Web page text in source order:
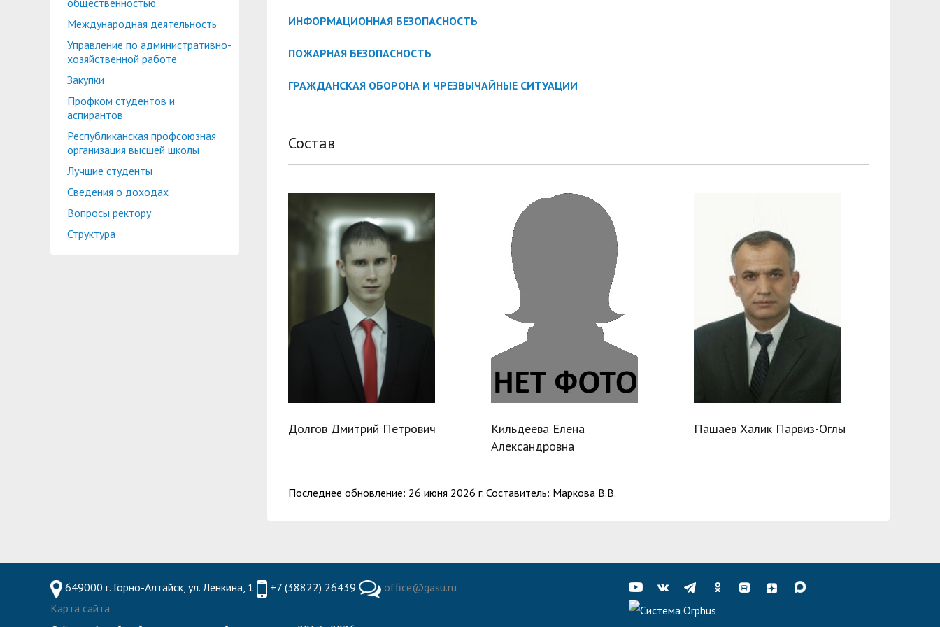
общественностью
Международная деятельность
Управление по административно-
хозяйственной работе
Закупки
Профком студентов и
аспирантов
Республиканская профсоюзная
организация высшей школы
Лучшие студенты
Сведения о доходах
Вопросы ректору
Структура
ИНФОРМАЦИОННАЯ БЕЗОПАСНОСТЬ
ПОЖАРНАЯ БЕЗОПАСНОСТЬ
ГРАЖДАНСКАЯ ОБОРОНА И ЧРЕЗВЫЧАЙНЫЕ СИТУАЦИИ
Состав
Долгов Дмитрий Петрович
Кильдеева Елена
Александровна
Пашаев Халик Парвиз-Оглы
Последнее обновление: 26 июня 2026 г. Составитель: Маркова В.В.
649000 г. Горно-Алтайск, ул. Ленкина, 1 +7 (38822) 26439
office@gasu.ru
Карта сайта